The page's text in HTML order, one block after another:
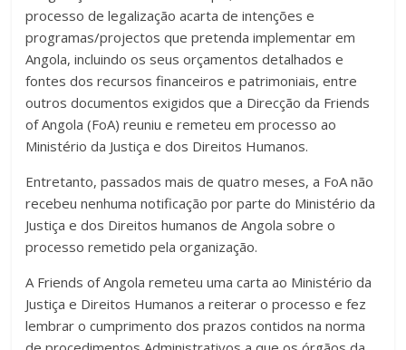
processo de legalização acarta de intenções e
programas/projectos que pretenda implementar em
Angola, incluindo os seus orçamentos detalhados e
fontes dos recursos financeiros e patrimoniais, entre
outros documentos exigidos que a Direcção da Friends
of Angola (FoA) reuniu e remeteu em processo ao
Ministério da Justiça e dos Direitos Humanos.
Entretanto, passados mais de quatro meses, a FoA não
recebeu nenhuma notificação por parte do Ministério da
Justiça e dos Direitos humanos de Angola sobre o
processo remetido pela organização.
A Friends of Angola remeteu uma carta ao Ministério da
Justiça e Direitos Humanos a reiterar o processo e fez
lembrar o cumprimento dos prazos contidos na norma